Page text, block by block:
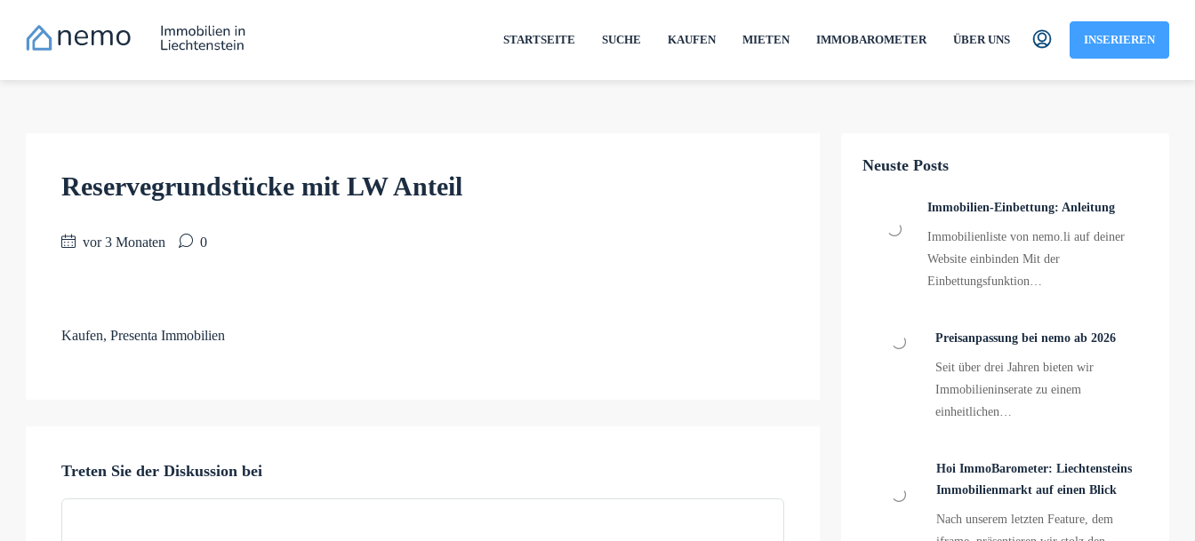
STARTSEITE SUCHE KAUFEN MIETEN IMMOBAROMETER ÜBER UNS INSERIEREN
Reservegrundstücke mit LW Anteil
vor 3 Monaten 0
Kaufen, Presenta Immobilien
Treten Sie der Diskussion bei
Neuste Posts
Immobilien-Einbettung: Anleitung
Immobilienliste von nemo.li auf deiner
Website einbinden Mit der
Einbettungsfunktion…
Preisanpassung bei nemo ab 2026
Seit über drei Jahren bieten wir
Immobilieninserate zu einem
einheitlichen…
Hoi ImmoBarometer: Liechtensteins
Immobilienmarkt auf einen Blick
Nach unserem letzten Feature, dem